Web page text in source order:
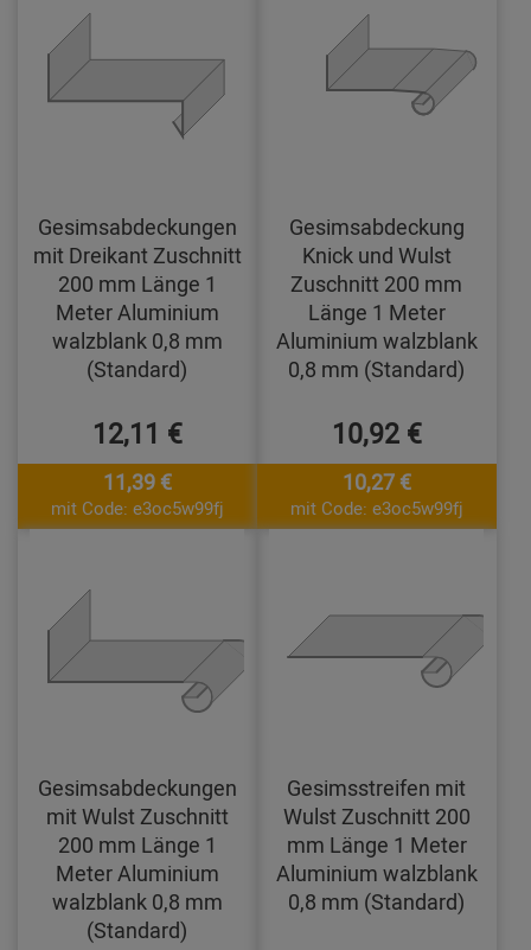
Gesimsabdeckungen
mit Dreikant Zuschnitt
200 mm Länge 1
Meter Aluminium
walzblank 0,8 mm
(Standard)
12,11 €
11,39 €
mit Code: e3oc5w99fj
Gesimsabdeckung
Knick und Wulst
Zuschnitt 200 mm
Länge 1 Meter
Aluminium walzblank
0,8 mm (Standard)
10,92 €
10,27 €
mit Code: e3oc5w99fj
Gesimsabdeckungen
mit Wulst Zuschnitt
200 mm Länge 1
Meter Aluminium
walzblank 0,8 mm
(Standard)
Gesimsstreifen mit
Wulst Zuschnitt 200
mm Länge 1 Meter
Aluminium walzblank
0,8 mm (Standard)